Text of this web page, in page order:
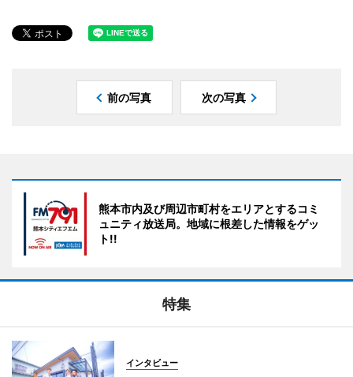
前の写真 次の写真
熊本市内及び周辺市町村をエリアとするコミ
ュニティ放送局。地域に根差した情報をゲッ
ト!!
特集
インタビュー